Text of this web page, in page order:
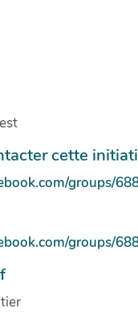
cette
groups/
groups/